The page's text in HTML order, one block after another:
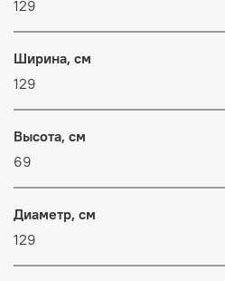
129
Ширина, см
129
Высота, см
69
Диаметр, см
129